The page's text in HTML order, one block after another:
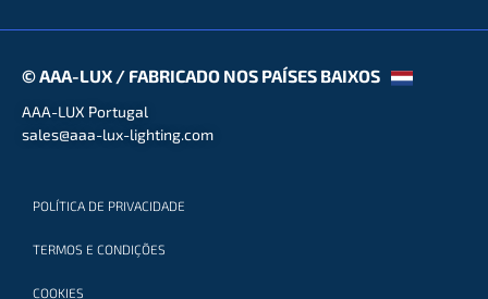
© AAA-LUX / FABRICADO NOS PAÍSES BAIXOS
AAA-LUX Portugal
sales@aaa-lux-lighting.com
POLÍTICA DE PRIVACIDADE
TERMOS E CONDIÇÕES
COOKIES